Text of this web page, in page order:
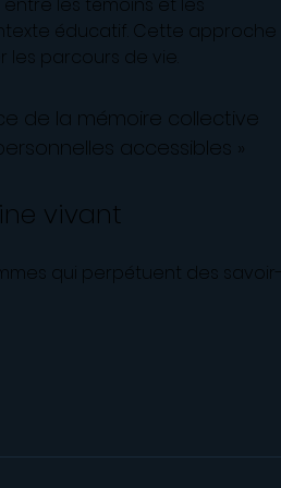
les témoins et les
éducatif. Cette approche
parcours de vie.
de la mémoire collective
accessibles »
vivant
qui perpétuent des